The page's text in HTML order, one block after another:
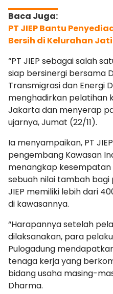
PT JIEP Bantu
Bersih di Kelurahan
“PT JIEP sebagai salah
siap bersinergi bersama
Transmigrasi dan Energi
menghadirkan pelatihan
Jakarta dan menyerap
ujarnya, Jumat (22/11).
Ia menyampaikan, PT
pengembang Kawasan
menangkap kesempatan
sebuah nilai tambah bagi
JIEP memiliki lebih dari
di kawasannya.
“Harapannya setelah
dilaksanakan, para
Pulogadung
tenaga kerja yang
bidang usaha masing-
Dharma.